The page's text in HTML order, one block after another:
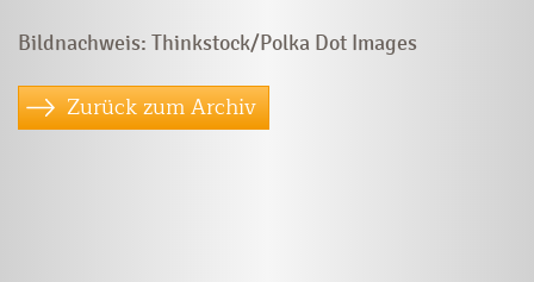
Bildnachweis: Thinkstock/Polka Dot Images
Zurück zum Archiv